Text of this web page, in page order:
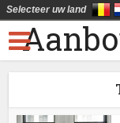
Selecteer uw land